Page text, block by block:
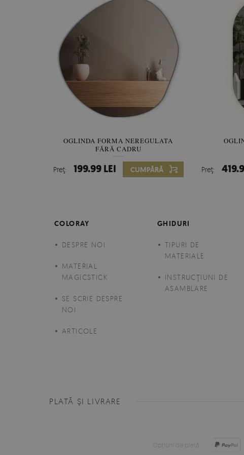
OGLINDA FORMA NEREGULATA
FĂRĂ CADRU
Preţ: 199.99 LEI CUMPĂRĂ Preţ:
COLORAY
DESPRE NOI
MATERIAL
MAGICSTICK
SE SCRIE DESPRE
NOI
ARTICOLE
GHIDURI
TIPURI DE
MATERIALE
INSTRUCŢIUNI DE
ASAMBLARE
PLATĂ ȘI LIVRARE
Opţiuni de plată: